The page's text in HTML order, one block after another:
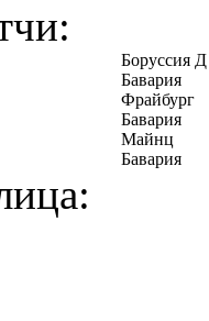
Боруссия Д
Бавария
Фрайбург
Бавария
Майнц
Бавария